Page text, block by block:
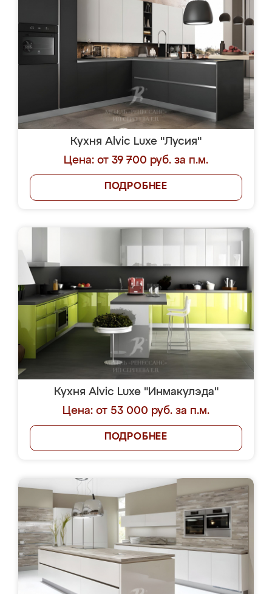
Кухня Alvic Luxe "Лусия"
Цена: от 39 700 руб. за п.м.
ПОДРОБНЕЕ
Кухня Alvic Luxe "Инмакулэда"
Цена: от 53 000 руб. за п.м.
ПОДРОБНЕЕ